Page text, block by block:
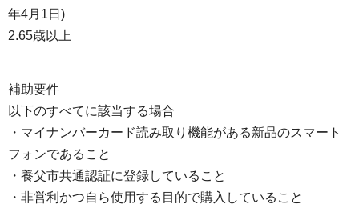
年4月1日)
2.65歳以上
補助要件
以下のすべてに該当する場合
・マイナンバーカード読み取り機能がある新品のスマート
フォンであること
・養父市共通認証に登録していること
・非営利かつ自ら使用する目的で購入していること